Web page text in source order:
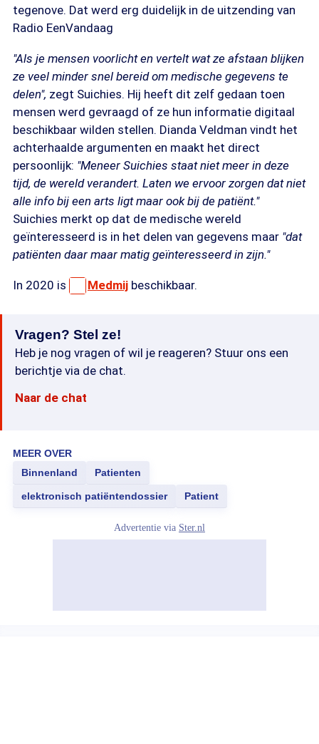
tegenove. Dat werd erg duidelijk in de uitzending van
Radio EenVandaag
"Als je mensen voorlicht en vertelt wat ze afstaan blijken
ze veel minder snel bereid om medische gegevens te
delen", zegt Suichies. Hij heeft dit zelf gedaan toen
mensen werd gevraagd of ze hun informatie digitaal
beschikbaar wilden stellen. Dianda Veldman vindt het
achterhaalde argumenten en maakt het direct
persoonlijk: "Meneer Suichies staat niet meer in deze
tijd, de wereld verandert. Laten we ervoor zorgen dat niet
alle info bij een arts ligt maar ook bij de patiënt."
Suichies merkt op dat de medische wereld
geïnteresseerd is in het delen van gegevens maar "dat
patiënten daar maar matig geïnteresseerd in zijn."
In 2020 is Medmij beschikbaar.
Vragen? Stel ze!
Heb je nog vragen of wil je reageren? Stuur ons een
berichtje via de chat.
Naar de chat
MEER OVER
Binnenland
Patienten
elektronisch patiëntendossier Patient
Advertentie via Ster.nl